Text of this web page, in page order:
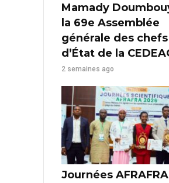
Mamady
la 69e Assemblée
générale des chefs
d’État de la
2 semaines ago
Journées AFRAFRA